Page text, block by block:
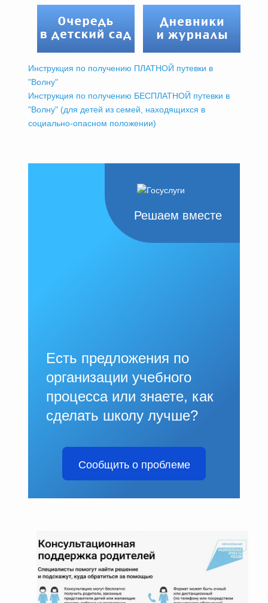
Инструкция по получению ПЛАТНОЙ путевки в
"Волну"
Инструкция по получению БЕСПЛАТНОЙ путевки в
"Волну" (для детей из семей, находящихся в
социально-опасном положении)
Решаем вместе
Есть предложения по
организации учебного
процесса или знаете, как
сделать школу лучше?
Сообщить о проблеме